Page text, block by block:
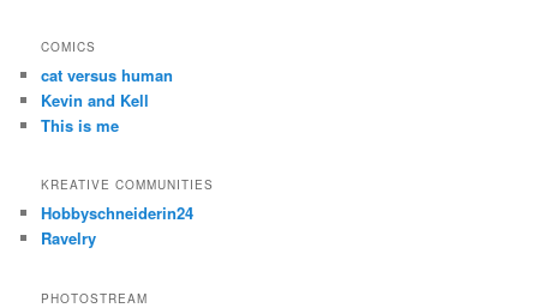
COMICS
cat versus human
Kevin and Kell
This is me
KREATIVE COMMUNITIES
Hobbyschneiderin24
Ravelry
PHOTOSTREAM